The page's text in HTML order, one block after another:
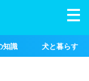
知識 犬と暮らす